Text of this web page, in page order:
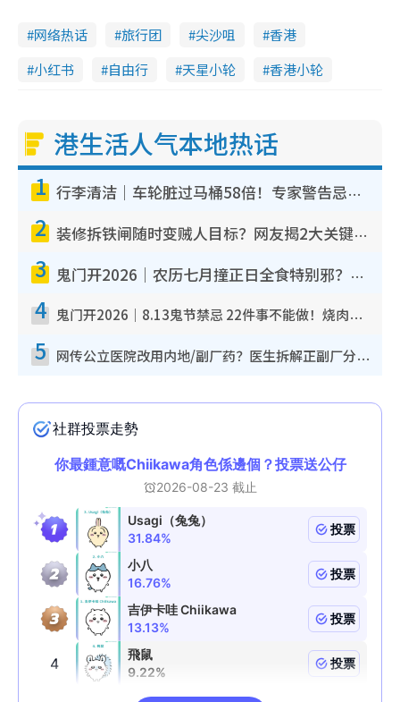
网络热话 旅行团 尖沙咀
香港
小红书
自由行 天星小轮 香港小轮
港生活人气本地热话
1 行李清洁｜车轮脏过马桶58倍！专家警告忌用酒精擦 教1招免脏手除菌
2 装修拆铁闸随时变贼人目标？网友揭2大关键用途：装新款等于白装？附新旧铁闸分别
3 鬼门开2026｜农历七月撞正日全食特别邪？专家警告切忌做一事！揭4大禁忌+2招保平安
4 鬼门开2026｜8.13鬼节禁忌 22件事不能做！烧肉、刺身要少食？半夜勿吹口哨/打给个电话
5 网传公立医院改用内地/副厂药？医生拆解正副厂分别，揭4类人换药随时出事